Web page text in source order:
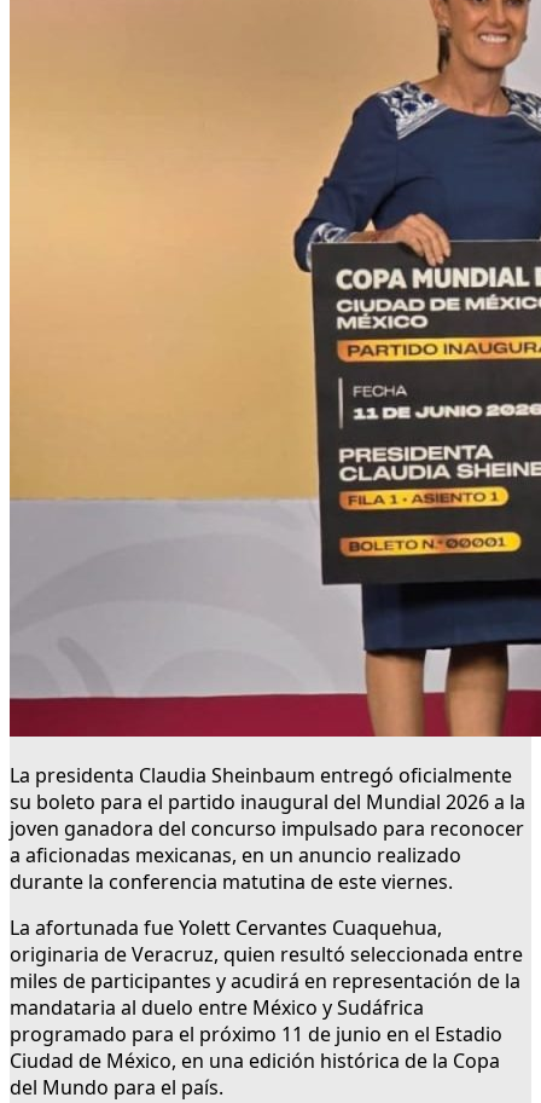
La presidenta Claudia Sheinbaum entregó oficialmente
su boleto para el partido inaugural del Mundial 2026 a la
joven ganadora del concurso impulsado para reconocer
a aficionadas mexicanas, en un anuncio realizado
durante la conferencia matutina de este viernes.
La afortunada fue Yolett Cervantes Cuaquehua,
originaria de Veracruz, quien resultó seleccionada entre
miles de participantes y acudirá en representación de la
mandataria al duelo entre México y Sudáfrica
programado para el próximo 11 de junio en el Estadio
Ciudad de México, en una edición histórica de la Copa
del Mundo para el país.